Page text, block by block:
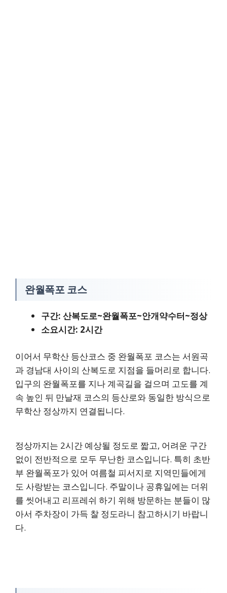
완월폭포 코스
구간: 산복도로~완월폭포~안개약수터~정상
소요시간: 2시간
이어서 무학산 등산코스 중 완월폭포 코스는 서원곡
과 경남대 사이의 산복도로 지점을 들머리로 합니다.
입구의 완월폭포를 지나 계곡길을 걸으며 고도를 계
속 높인 뒤 만날재 코스의 등산로와 동일한 방식으로
무학산 정상까지 연결됩니다.
정상까지는 2시간 예상될 정도로 짧고, 어려운 구간
없이 전반적으로 모두 무난한 코스입니다. 특히 초반
부 완월폭포가 있어 여름철 피서지로 지역민들에게
도 사랑받는 코스입니다. 주말이나 공휴일에는 더위
를 씻어내고 리프레쉬 하기 위해 방문하는 분들이 많
아서 주차장이 가득 찰 정도라니 참고하시기 바랍니
다.